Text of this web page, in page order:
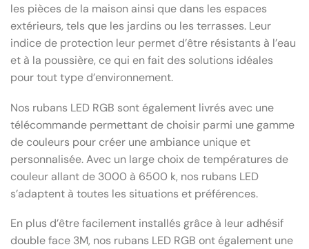
les pièces de la maison ainsi que dans les espaces
extérieurs, tels que les jardins ou les terrasses. Leur
indice de protection leur permet d’être résistants à l’eau
et à la poussière, ce qui en fait des solutions idéales
pour tout type d’environnement.
Nos rubans LED RGB sont également livrés avec une
télécommande permettant de choisir parmi une gamme
de couleurs pour créer une ambiance unique et
personnalisée. Avec un large choix de températures de
couleur allant de 3000 à 6500 k, nos rubans LED
s’adaptent à toutes les situations et préférences.
En plus d’être facilement installés grâce à leur adhésif
double face 3M, nos rubans LED RGB ont également une